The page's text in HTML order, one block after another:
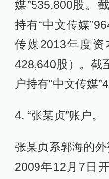
媒”535,800股。
持有“中文传媒
传媒2013年度
428,640股）。截
户持有“中文传媒
4. “张某贞”账户。
张某贞系郭海的外
2009年12月7日